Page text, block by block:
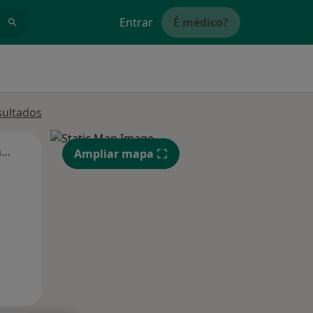
Entrar É médico?
Segunda-feira Qua Qui,
13 Ago
Ampliar mapa